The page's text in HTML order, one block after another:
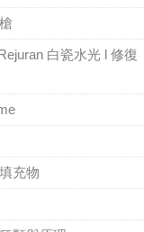
白瓷水光 l 修復
充物